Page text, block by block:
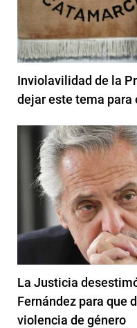
Inviolavilidad de la
dejar este tema para
La Justicia
Fernández para que
violencia de género